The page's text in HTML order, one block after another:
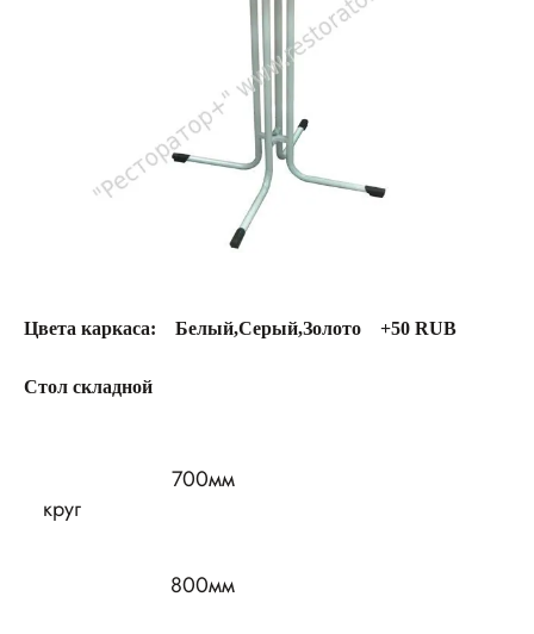
Цвета каркаса: Белый,Серый,Золото +50 RUB
Стол складной
круг
700мм
800мм